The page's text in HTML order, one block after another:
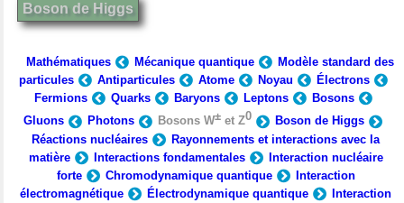
Boson de Higgs
Mathématiques Mécanique quantique
Modèle standard des
particules
Antiparticules Atome Noyau
Électrons
Fermions
Quarks Baryons Leptons
Bosons
Gluons
Photons Bosons W± et Z0
Boson de Higgs
Réactions nucléaires
Rayonnements et interactions avec la
matière
Interactions fondamentales
Interaction nucléaire
forte
Chromodynamique quantique
Interaction
électromagnétique
Électrodynamique quantique
Interaction